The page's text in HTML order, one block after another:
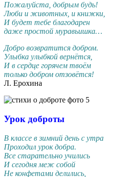
Пожалуйста, добрым будь!
Люби и животных, и книжки,
И будет тебе благодарен
даже простой муравьишка…
Добро возвратится добром.
Улыбка улыбкой вернётся,
И в сердце горячем твоём
только добром отзовётся!
Л. Ерохина
Урок доброты
В классе в зимний день с утра
Проходил урок добра.
Все старательно учились
И сегодня меж собой
Не конфетами делились,